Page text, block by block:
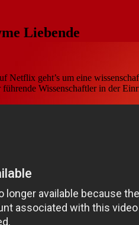
Liebende
Netflix geht’s um eine
Wissenschaftler in der